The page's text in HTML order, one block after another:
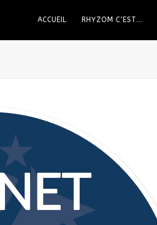
ACCUEIL RHYZOM C’EST…